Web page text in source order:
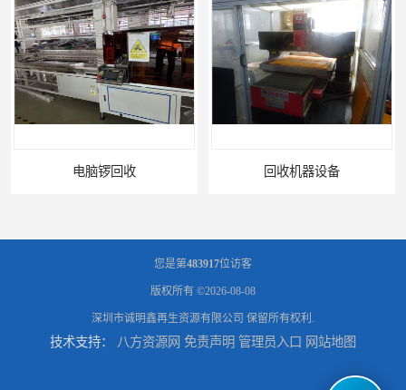
电脑锣回收 回收机器设备
您是第483917位访客
版权所有 ©2026-08-08
深圳市诚明鑫再生资源有限公司 保留所有权利.
技术支持： 八方资源网 免责声明 管理员入口 网站地图